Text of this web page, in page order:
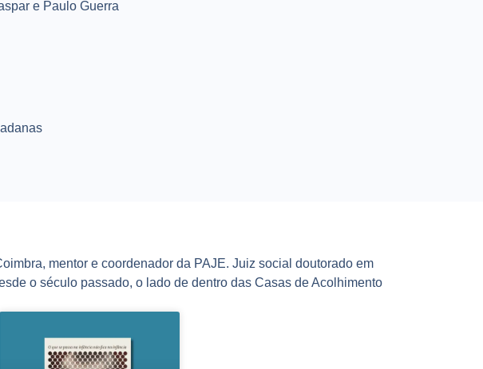
e Paulo Guerra
mentor e coordenador da PAJE. Juiz social doutorado em
o século passado, o lado de dentro das Casas de Acolhimento